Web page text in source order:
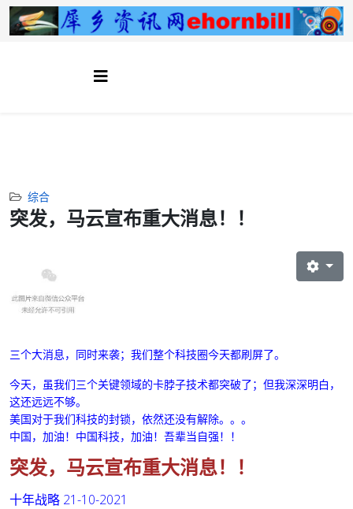
综合
突发，马云宣布重大消息！！
三个大消息，同时来袭；我们整个科技圈今天都刷屏了。
今天，虽我们三个关键领域的卡脖子技术都突破了；但我深深明白，
这还远远不够。
美国对于我们科技的封锁，依然还没有解除。。。
中国，加油！中国科技，加油！ 吾辈当自强！！
突发，马云宣布重大消息！！
十年战略 21-10-2021